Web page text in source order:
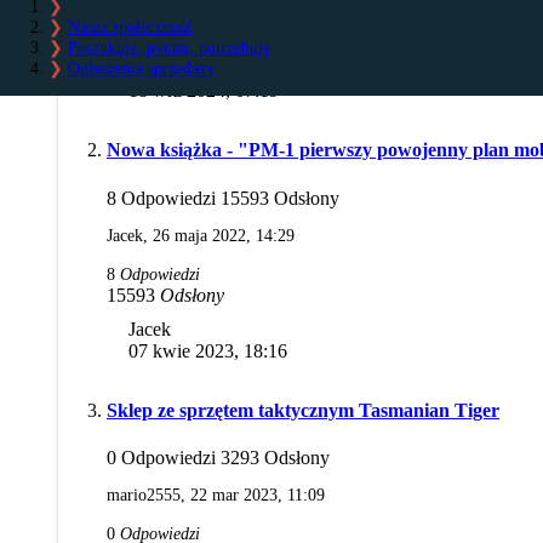
Nasza społeczność
Poszukuję, pytam, potrzebuję
Ogłoszenia sprzedaży
4215Odsłony
Maks
Nowa książka - "PM-1 pierwszy powojenny plan
8 Odpowiedzi 15593 Odsłony
Jacek, 26 maja 2022, 14:29
8 Odpowiedzi
15593 Odsłony
Jacek
07 kwie 2023, 18:16
Sklep ze sprzętem taktycznym Tasmanian Tiger
0 Odpowiedzi 3293 Odsłony
mario2555, 22 mar 2023, 11:09
0 Odpowiedzi